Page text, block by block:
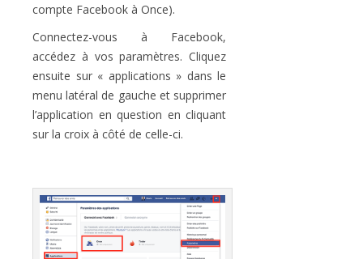
compte Facebook à Once).
Connectez-vous à Facebook,
accédez à vos paramètres. Cliquez
ensuite sur « applications » dans le
menu latéral de gauche et supprimer
l’application en question en cliquant
sur la croix à côté de celle-ci.